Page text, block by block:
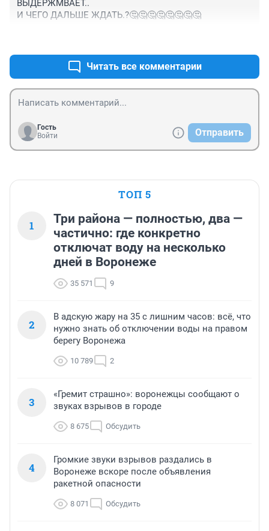
ВЫДЕРЖМВАЕТ..
И ЧЕГО ДАЛЬШЕ ЖДАТЬ.?🤔🤔🤔🤔🤔🤔🤔🤔
Читать все комментарии
Гость
Войти
Отправить
ТОП 5
1
Три района — полностью, два —
частично: где конкретно
отключат воду на несколько
дней в Воронеже
35 571 9
2
В адскую жару на 35 с лишним часов: всё, что
нужно знать об отключении воды на правом
берегу Воронежа
10 789 2
3
«Гремит страшно»: воронежцы сообщают о
звуках взрывов в городе
8 675 Обсудить
4
Громкие звуки взрывов раздались в
Воронеже вскоре после объявления
ракетной опасности
8 071 Обсудить